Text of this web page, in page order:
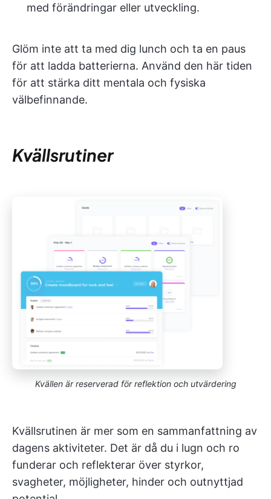
med förändringar eller utveckling.
Glöm inte att ta med dig lunch och ta en paus
för att ladda batterierna. Använd den här tiden
för att stärka ditt mentala och fysiska
välbefinnande.
Kvällsrutiner
Kvällen är reserverad för reflektion och utvärdering
Kvällsrutinen är mer som en sammanfattning av
dagens aktiviteter. Det är då du i lugn och ro
funderar och reflekterar över styrkor,
svagheter, möjligheter, hinder och outnyttjad